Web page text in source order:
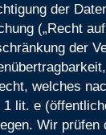
der
(„Recht
der
welches
lit. e
Wir